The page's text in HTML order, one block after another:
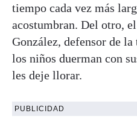
tiempo cada vez más
acostumbran. Del otro,
González, defensor de
los niños duerman con
les deje llorar.
PUBLICIDAD